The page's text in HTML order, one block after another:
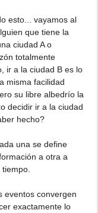
esto... vayamos al
que tiene la
ciudad A o
totalmente
ir a la ciudad B es lo
misma facilidad
su libre albedrío la
decidir ir a la ciudad
hecho?
una se define
a otra a
eventos convergen
exactamente lo